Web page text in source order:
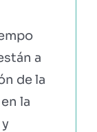
a
de la
la